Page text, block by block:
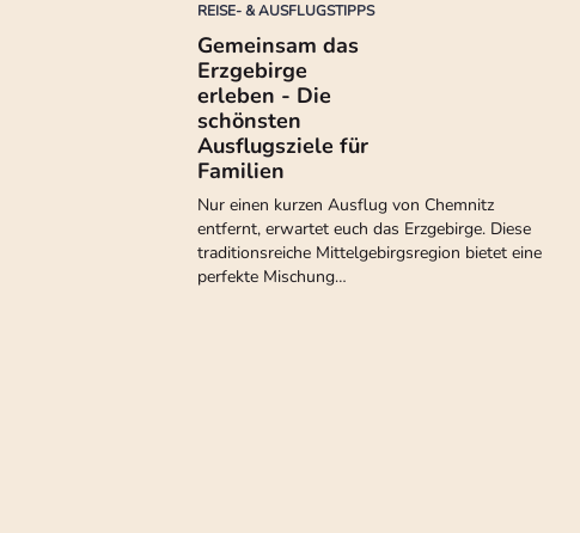
REISE- & AUSFLUGSTIPPS
Gemeinsam das
Erzgebirge
erleben - Die
schönsten
Ausflugsziele für
Familien
Nur einen kurzen Ausflug von Chemnitz
entfernt, erwartet euch das Erzgebirge. Diese
traditionsreiche Mittelgebirgsregion bietet eine
perfekte Mischung…